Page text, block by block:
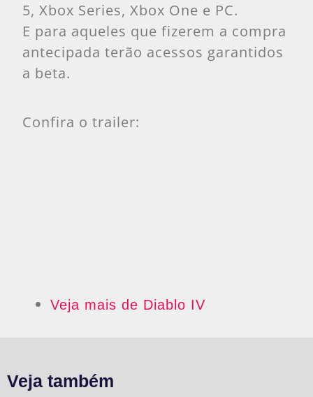
5, Xbox Series, Xbox One e PC.
E para aqueles que fizerem a compra
antecipada terão acessos garantidos
a beta.
Confira o trailer:
Veja mais de Diablo IV
Veja também